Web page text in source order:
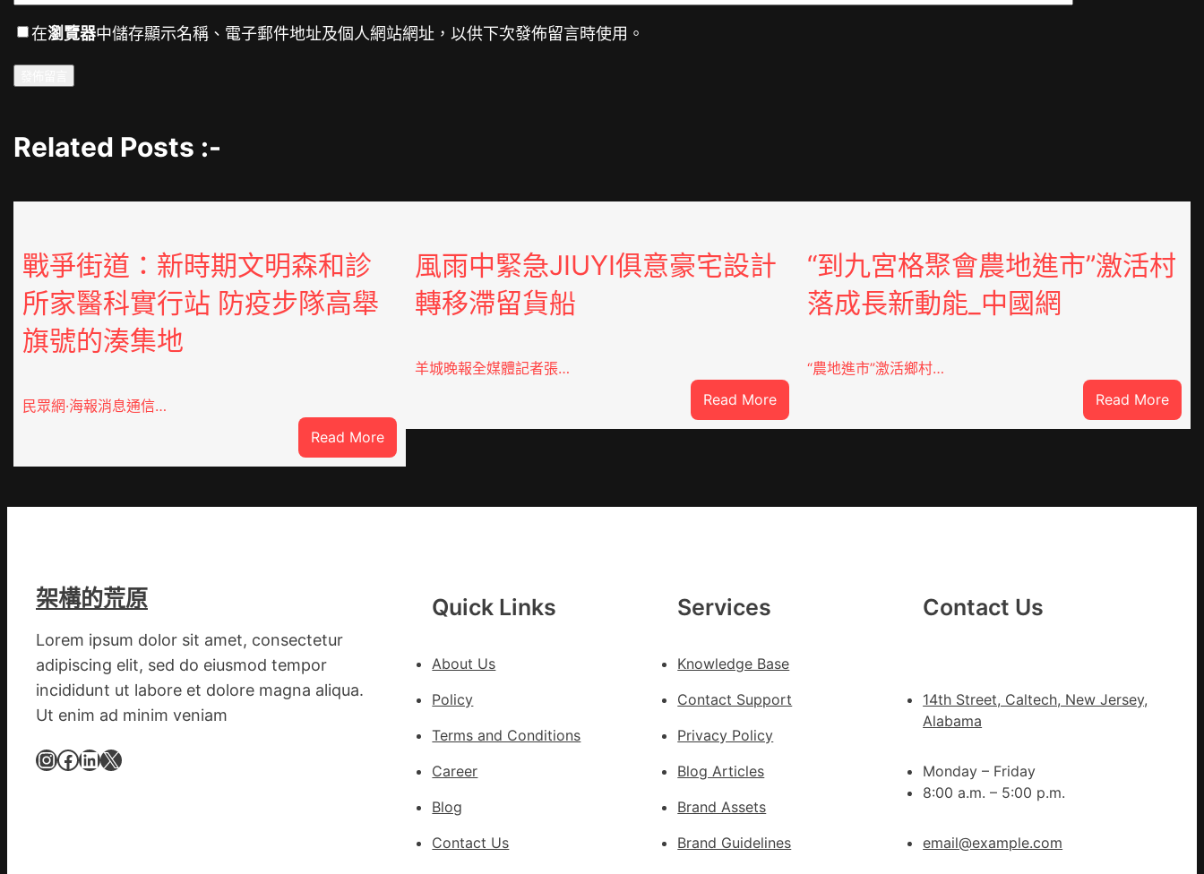
在瀏覽器中儲存顯示名稱、電子郵件地址及個人網站網址，以供下次發佈留言時使用。
Related Posts :-
戰爭街道：新時期文明森和診
所家醫科實行站 防疫步隊高舉
旗號的湊集地
民眾網·海報消息通信…
Read More:
戰
街
風雨中緊急JIUYI俱意豪宅設計
轉移滯留貨船
羊城晚報全媒體記者張…
Read More:
風
急
計
移
“到九宮格聚會農地進市”激活村
落成長新動能_中國網
“農地進市”激活鄉村…
Read More:
“到
聚
架構的荒原
Lorem ipsum dolor sit amet, consectetur
adipiscing elit, sed do eiusmod tempor
incididunt ut labore et dolore magna aliqua.
Ut enim ad minim veniam
InstagramFacebook LinkedIn X
Quick Links
About Us
Policy
Terms and Conditions
Career
Blog
Contact Us
Services
Knowledge Base
Contact Support
Privacy Policy
Blog Articles
Brand Assets
Brand Guidelines
Contact Us
14th Street, Caltech, New Jersey,
Alabama
Monday – Friday
8:00 a.m. – 5:00 p.m.
email@example.com